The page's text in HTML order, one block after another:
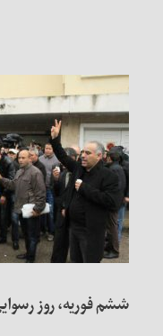
ششم فوریه، روز